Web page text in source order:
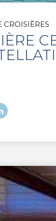
CROISIÈRES